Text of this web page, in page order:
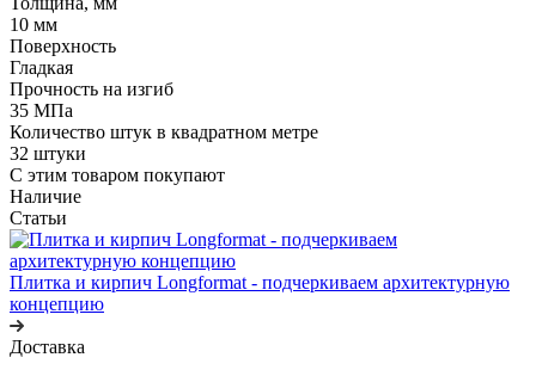
10 мм
Поверхность
Гладкая
Прочность на изгиб
35 МПа
Количество штук в квадратном метре
32 штуки
С этим товаром покупают
Наличие
Статьи
Плитка и кирпич Longformat - подчеркиваем архитектурную
концепцию
Доставка